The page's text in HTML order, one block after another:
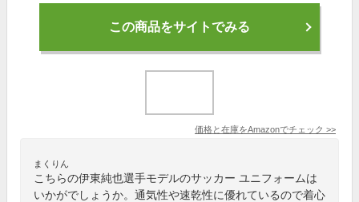
この商品をサイトでみる
価格と在庫をAmazonでチェック >>
まくりん
こちらの伊東純也選手モデルのサッカー ユニフォームは
いかがでしょうか。通気性や速乾性に優れているので着心